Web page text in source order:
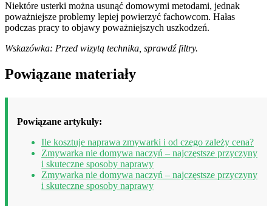
Niektóre usterki można usunąć domowymi metodami, jednak
poważniejsze problemy lepiej powierzyć fachowcom. Hałas
podczas pracy to objawy poważniejszych uszkodzeń.
Wskazówka: Przed wizytą technika, sprawdź filtry.
Powiązane materiały
Powiązane artykuły:
Ile kosztuje naprawa zmywarki i od czego zależy cena?
Zmywarka nie domywa naczyń – najczęstsze przyczyny
i skuteczne sposoby naprawy
Zmywarka nie domywa naczyń – najczęstsze przyczyny
i skuteczne sposoby naprawy